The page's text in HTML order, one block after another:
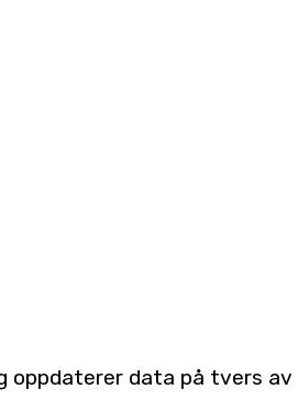
oppdaterer data på tvers av